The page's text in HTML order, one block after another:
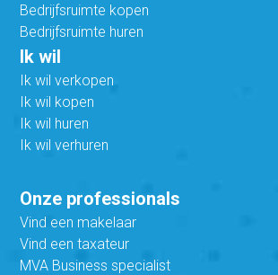
Bedrijfsruimte kopen
Bedrijfsruimte huren
Ik wil
Ik wil verkopen
Ik wil kopen
Ik wil huren
Ik wil verhuren
Onze professionals
Vind een makelaar
Vind een taxateur
MVA Business specialist